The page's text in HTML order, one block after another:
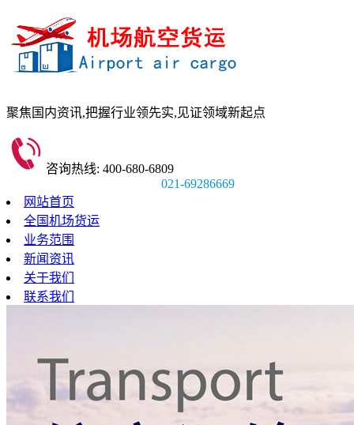
聚焦国内资讯,把握行业领先实,见证领域新起点
咨询热线: 400-680-6809
021-69286669
网站首页
全国机场货运
业务范围
新闻资讯
关于我们
联系我们